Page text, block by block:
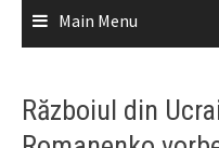
Main Menu
Războiul din